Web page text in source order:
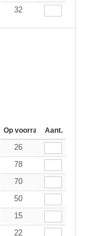
21.25
32
144-287 288 + Meer
Op voorraadAant.
19.48
26
19.48
78
19.48
70
19.48
50
20.44
15
21.25
22